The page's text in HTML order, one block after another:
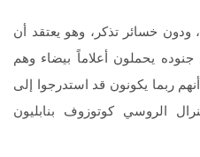
ودون خسائر تذكر، وهو يعتقد أن
يحملون أعلاماً بيضاء وهم
ربما يكونون قد استدرجوا إلى
الروسي كوتوزوف بنابليون